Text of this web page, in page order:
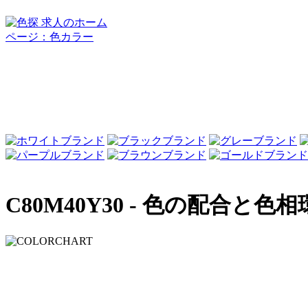
C80M40Y30 - 色の配合と色相